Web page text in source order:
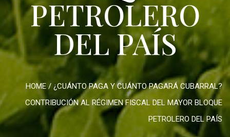
PETROLERO
DEL PAÍS
HOME / ¿CUÁNTO PAGA Y CUÁNTO PAGARÁ CUBARRAL?
CONTRIBUCIÓN AL RÉGIMEN FISCAL DEL MAYOR BLOQUE
PETROLERO DEL PAÍS